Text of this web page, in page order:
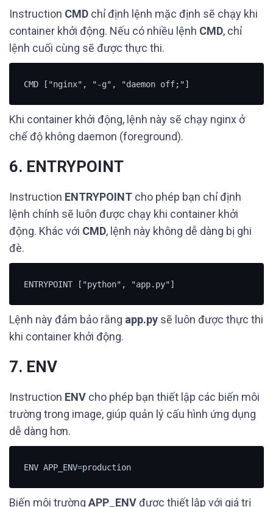
Instruction CMD chỉ định lệnh mặc định sẽ chạy khi
container khởi động. Nếu có nhiều lệnh CMD, chỉ
lệnh cuối cùng sẽ được thực thi.
CMD ["nginx", "-g", "daemon off;"]
Khi container khởi động, lệnh này sẽ chạy nginx ở
chế độ không daemon (foreground).
6. ENTRYPOINT
Instruction ENTRYPOINT cho phép bạn chỉ định
lệnh chính sẽ luôn được chạy khi container khởi
động. Khác với CMD, lệnh này không dễ dàng bị ghi
đè.
ENTRYPOINT ["python", "app.py"]
Lệnh này đảm bảo rằng app.py sẽ luôn được thực thi
khi container khởi động.
7. ENV
Instruction ENV cho phép bạn thiết lập các biến môi
trường trong image, giúp quản lý cấu hình ứng dụng
dễ dàng hơn.
ENV APP_ENV=production
Biến môi trường APP_ENVđược thiết lập với giá trị